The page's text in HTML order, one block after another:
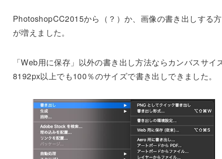
PhotoshopCC2015から（？）か、画像の書き出しする
が増えました。
「Web用に保存」以外の書き出し方法ならカンバスサイ
8192px以上でも100％のサイズで書き出しできました。